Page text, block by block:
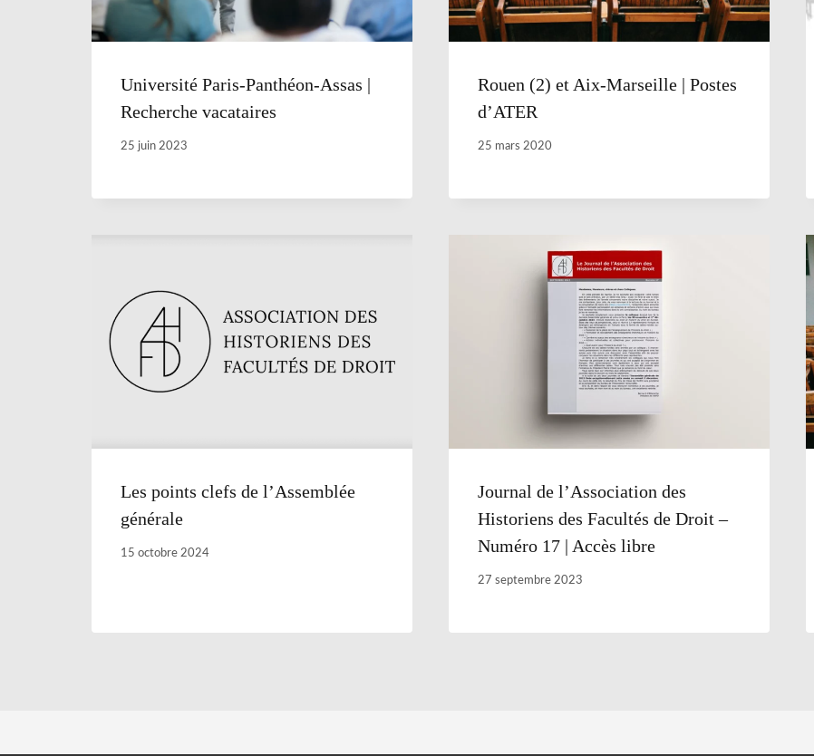
Université Paris-Panthéon-Assas |
Recherche vacataires
25 juin 2023
Rouen (2) et Aix-Marseille | Postes
d’ATER
25 mars 2020
Les points clefs de l’Assemblée
générale
15 octobre 2024
Journal de l’Association des
Historiens des Facultés de Droit –
Numéro 17 | Accès libre
27 septembre 2023